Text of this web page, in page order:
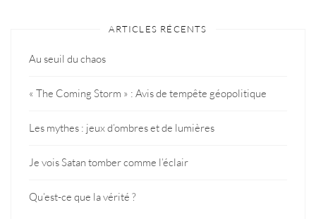
ARTICLES RÉCENTS
Au seuil du chaos
« The Coming Storm » : Avis de tempête géopolitique
Les mythes : jeux d’ombres et de lumières
Je vois Satan tomber comme l’éclair
Qu’est-ce que la vérité ?